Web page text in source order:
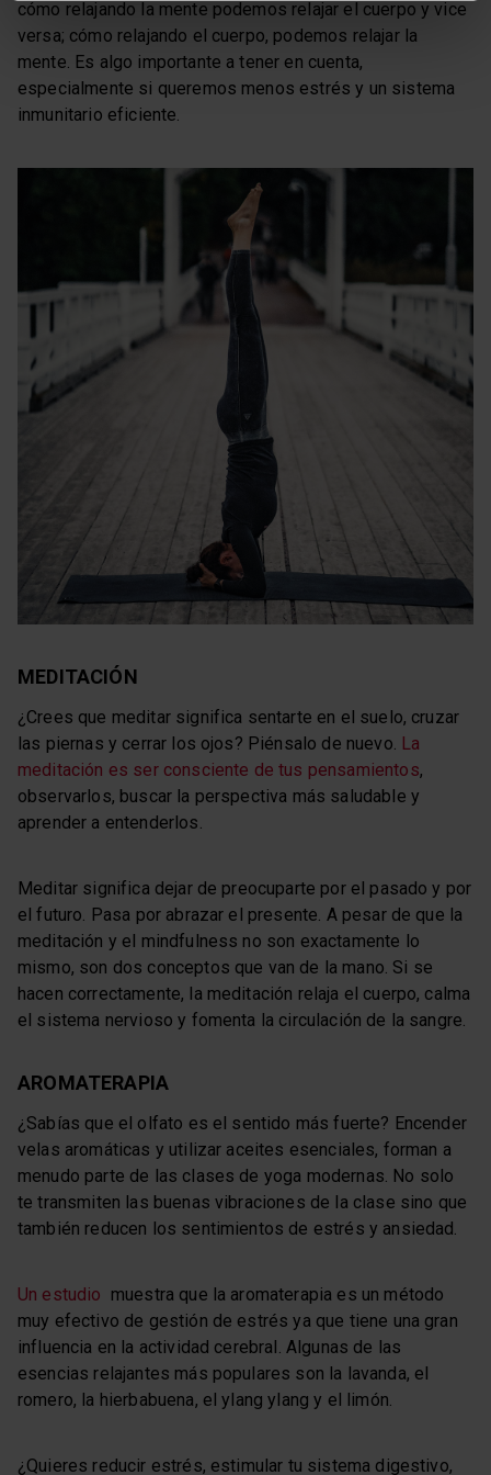
cómo relajando la mente podemos relajar el cuerpo y vice
versa; cómo relajando el cuerpo, podemos relajar la
mente. Es algo importante a tener en cuenta,
especialmente si queremos menos estrés y un sistema
inmunitario eficiente.
MEDITACIÓN
¿Crees que meditar significa sentarte en el suelo, cruzar
las piernas y cerrar los ojos? Piénsalo de nuevo. La
meditación es ser consciente de tus pensamientos,
observarlos, buscar la perspectiva más saludable y
aprender a entenderlos.
Meditar significa dejar de preocuparte por el pasado y por
el futuro. Pasa por abrazar el presente. A pesar de que la
meditación y el mindfulness no son exactamente lo
mismo, son dos conceptos que van de la mano. Si se
hacen correctamente, la meditación relaja el cuerpo, calma
el sistema nervioso y fomenta la circulación de la sangre.
AROMATERAPIA
¿Sabías que el olfato es el sentido más fuerte? Encender
velas aromáticas y utilizar aceites esenciales, forman a
menudo parte de las clases de yoga modernas. No solo
te transmiten las buenas vibraciones de la clase sino que
también reducen los sentimientos de estrés y ansiedad.
Un estudio muestra que la aromaterapia es un método
muy efectivo de gestión de estrés ya que tiene una gran
influencia en la actividad cerebral. Algunas de las
esencias relajantes más populares son la lavanda, el
romero, la hierbabuena, el ylang ylang y el limón.
¿Quieres reducir estrés, estimular tu sistema digestivo,